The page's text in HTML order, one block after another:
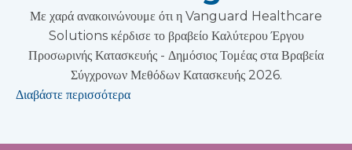
Με χαρά ανακοινώνουμε ότι η Vanguard Healthcare
Solutions κέρδισε το βραβείο Καλύτερου Έργου
Προσωρινής Κατασκευής - Δημόσιος Τομέας στα Βραβεία
Σύγχρονων Μεθόδων Κατασκευής 2026.
Διαβάστε περισσότερα